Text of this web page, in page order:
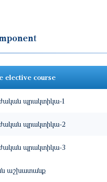
elective course
պրակտիկա-1
պրակտիկա-2
պրակտիկա-3
աշխատանք